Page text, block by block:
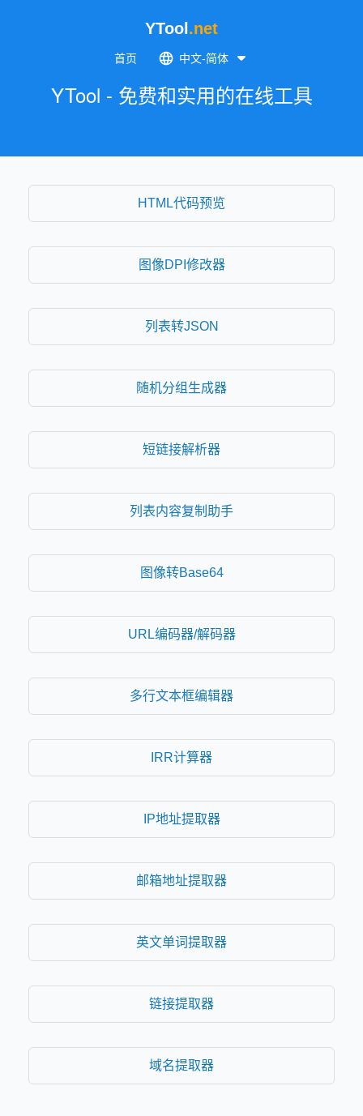
YTool .net
首页 中文-简体
YTool - 免费和实用的在线工具
HTML代码预览
图像DPI修改器
列表转JSON
随机分组生成器
短链接解析器
列表内容复制助手
图像转Base64
URL编码器/解码器
多行文本框编辑器
IRR计算器
IP地址提取器
邮箱地址提取器
英文单词提取器
链接提取器
域名提取器